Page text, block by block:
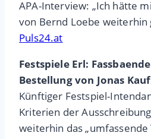
APA-Interview: „Ich hätte
von Bernd Loebe weiterhin
Puls24.at
Festspiele Erl:
Bestellung von Jonas
Künftiger Festspiel-
Kriterien der
weiterhin das „umfassende